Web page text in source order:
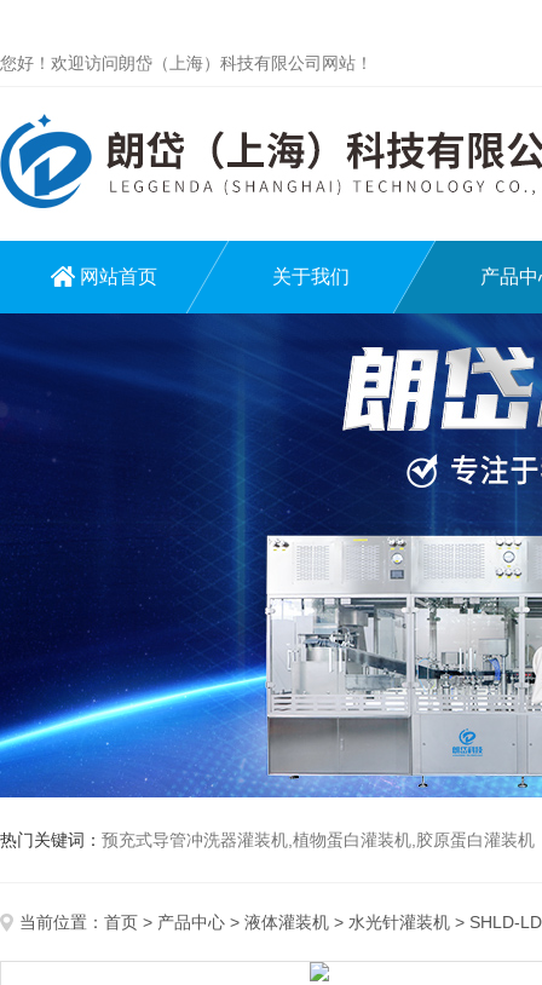
您好！欢迎访问朗岱（上海）科技有限公司网站！
网站首页 关于我们 产品中
热门关键词： 预充式导管冲洗器灌装机,植物蛋白灌装机,胶原蛋白灌装机
当前位置： 首页 > 产品中心 > 液体灌装机 > 水光针灌装机 > SHLD-